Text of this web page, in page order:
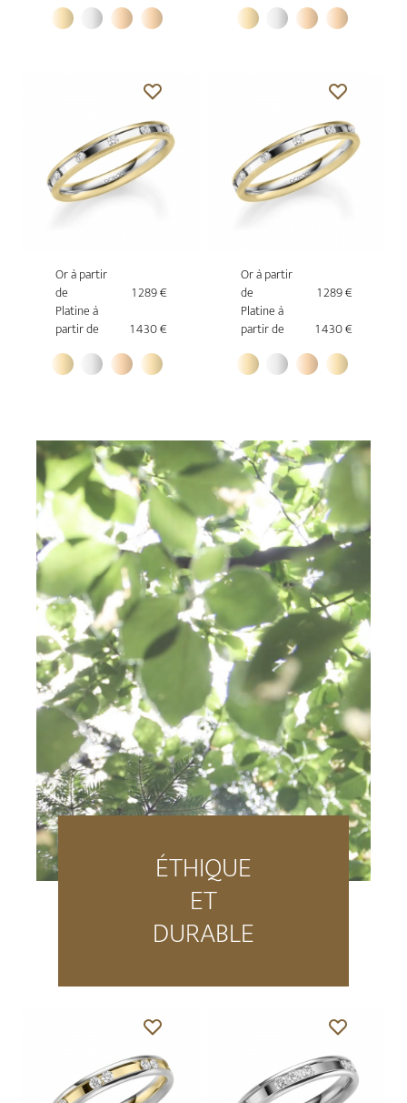
Or à partir
de
1 289 €
Platine à
partir de
1 430 €
Or à partir
de
1 289 €
Platine à
partir de
1 430 €
ÉTHIQUE
ET
DURABLE